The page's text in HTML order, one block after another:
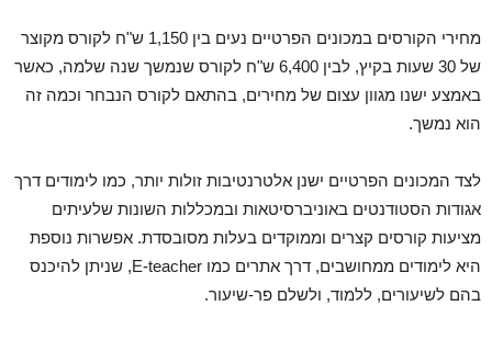
מחירי הקורסים במכונים הפרטיים נעים בין 1,150 ש"ח לקורס מקוצר
של 30 שעות בקיץ, לבין 6,400 ש"ח לקורס שנמשך שנה שלמה, כאשר
באמצע ישנו מגוון עצום של מחירים, בהתאם לקורס הנבחר וכמה זה
הוא נמשך.
לצד המכונים הפרטיים ישנן אלטרנטיבות זולות יותר, כמו לימודים דרך
אגודות הסטודנטים באוניברסיטאות ובמכללות השונות שלעיתים
מציעות קורסים קצרים וממוקדים בעלות מסובסדת. אפשרות נוספת
היא לימודים ממחושבים, דרך אתרים כמו E-teacher, שניתן להיכנס
בהם לשיעורים, ללמוד, ולשלם פר-שיעור.